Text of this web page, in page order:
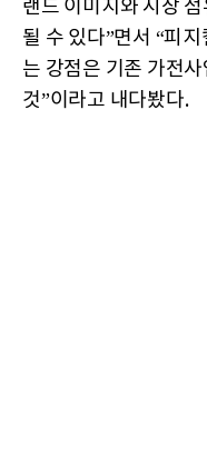
랜드 이미지와 시장
될 수 있다”면서 “피
는 강점은 기존 가전
것”이라고 내다봤다.